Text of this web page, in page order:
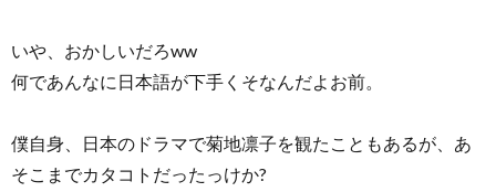
いや、おかしいだろww
何であんなに日本語が下手くそなんだよお前。
僕自身、日本のドラマで菊地凛子を観たこともあるが、あ
そこまでカタコトだったっけか?